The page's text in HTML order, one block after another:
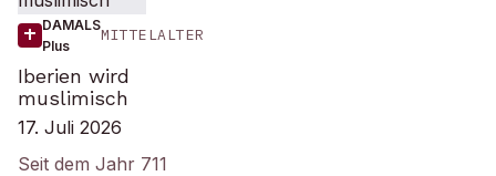
DAMALS
Plus
MITTELALTER
Iberien wird
muslimisch
17. Juli 2026
Seit dem Jahr 711